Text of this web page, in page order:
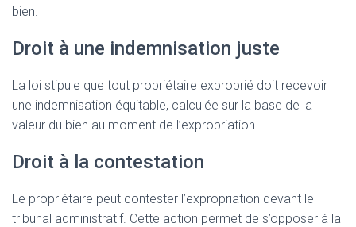
bien.
Droit à une indemnisation juste
La loi stipule que tout propriétaire exproprié doit recevoir
une indemnisation équitable, calculée sur la base de la
valeur du bien au moment de l’expropriation.
Droit à la contestation
Le propriétaire peut contester l’expropriation devant le
tribunal administratif. Cette action permet de s’opposer à la